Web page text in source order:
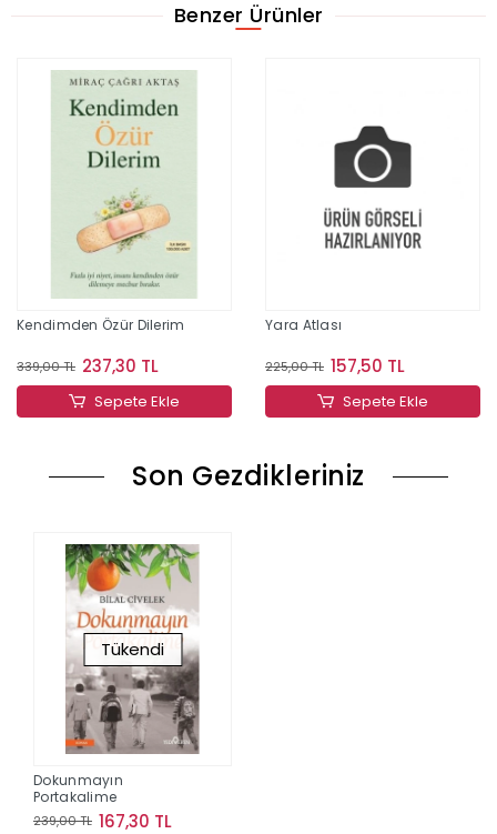
Benzer Ürünler
Kendimden Özür Dilerim
339,00 TL 237,30 TL
Sepete Ekle
Yara Atlası
225,00 TL 157,50 TL
Sepete Ekle
Son Gezdikleriniz
Tükendi
Dokunmayın
Portakalime
239,00 TL 167,30 TL